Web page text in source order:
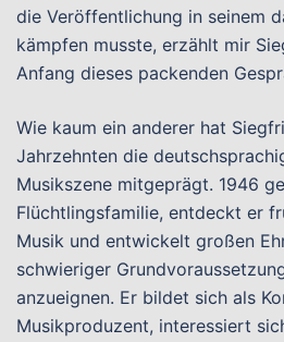
die Veröffentlichung in seinem
kämpfen musste, erzählt mir
Anfang dieses packenden
Wie kaum ein anderer hat
Jahrzehnten die
Musikszene mitgeprägt. 1946
Flüchtlingsfamilie, entdeckt er
Musik und entwickelt großen
schwieriger
anzueignen. Er bildet sich als
Musikproduzent, interessiert